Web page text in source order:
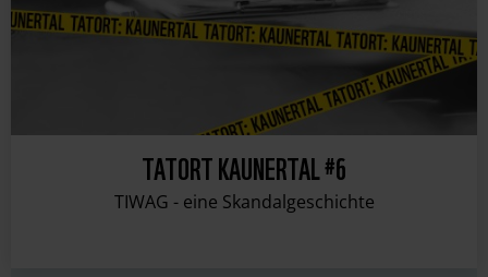
TATORT KAUNERTAL #6
TIWAG - eine Skandalgeschichte